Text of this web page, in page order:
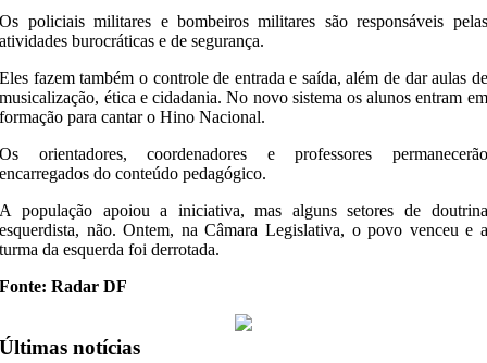
Os policiais militares e bombeiros militares são responsáveis pelas
atividades burocráticas e de segurança.
Eles fazem também o controle de entrada e saída, além de dar aulas de
musicalização, ética e cidadania. No novo sistema os alunos entram em
formação para cantar o Hino Nacional.
Os orientadores, coordenadores e professores permanecerão
encarregados do conteúdo pedagógico.
A população apoiou a iniciativa, mas alguns setores de doutrina
esquerdista, não. Ontem, na Câmara Legislativa, o povo venceu e a
turma da esquerda foi derrotada.
Fonte: Radar DF
Últimas notícias